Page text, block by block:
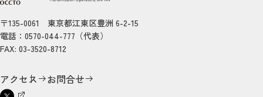
〒135-0061 東京都江東区豊洲 6-2-15
電話：0570-044-777（代表）
FAX: 03-3520-8712
アクセス お問合せ